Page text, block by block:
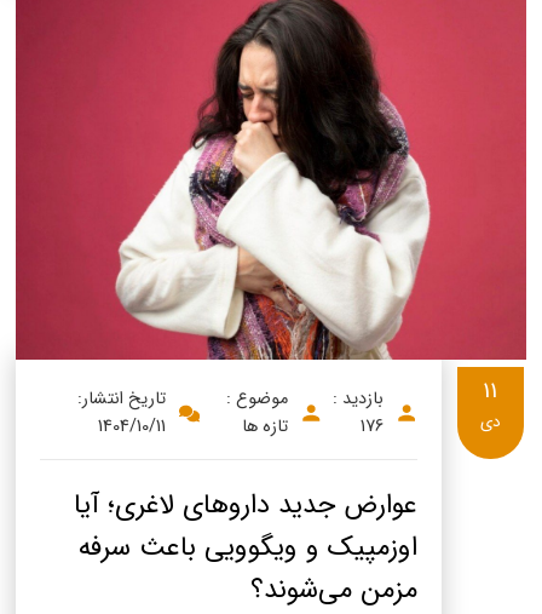
بازدید :
176
موضوع :
تازه ها
تاریخ انتشار:
1404/10/11
عوارض جدید داروهای لاغری؛ آیا
اوزمپیک و ویگوویی باعث سرفه
مزمن می‌شوند؟
11
دی